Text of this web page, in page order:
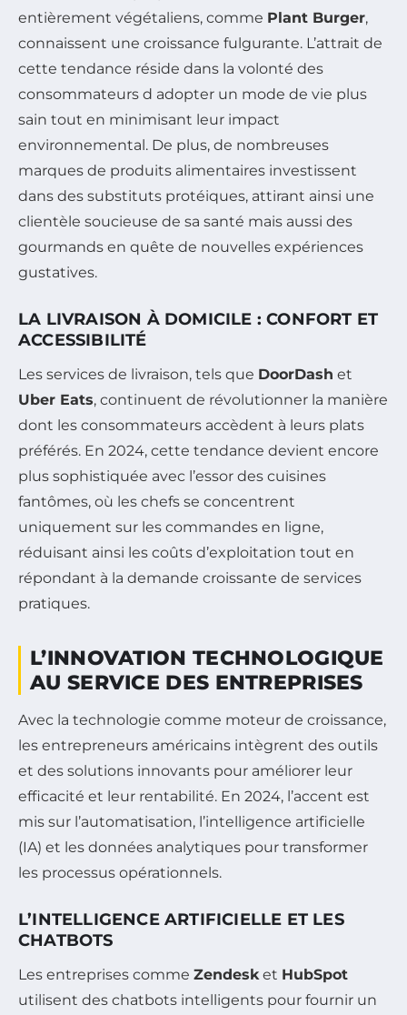
entièrement végétaliens, comme Plant Burger,
connaissent une croissance fulgurante. L’attrait de
cette tendance réside dans la volonté des
consommateurs d adopter un mode de vie plus
sain tout en minimisant leur impact
environnemental. De plus, de nombreuses
marques de produits alimentaires investissent
dans des substituts protéiques, attirant ainsi une
clientèle soucieuse de sa santé mais aussi des
gourmands en quête de nouvelles expériences
gustatives.
LA LIVRAISON À DOMICILE : CONFORT ET
ACCESSIBILITÉ
Les services de livraison, tels que DoorDash et
Uber Eats, continuent de révolutionner la manière
dont les consommateurs accèdent à leurs plats
préférés. En 2024, cette tendance devient encore
plus sophistiquée avec l’essor des cuisines
fantômes, où les chefs se concentrent
uniquement sur les commandes en ligne,
réduisant ainsi les coûts d’exploitation tout en
répondant à la demande croissante de services
pratiques.
L’INNOVATION TECHNOLOGIQUE
AU SERVICE DES ENTREPRISES
Avec la technologie comme moteur de croissance,
les entrepreneurs américains intègrent des outils
et des solutions innovants pour améliorer leur
efficacité et leur rentabilité. En 2024, l’accent est
mis sur l’automatisation, l’intelligence artificielle
(IA) et les données analytiques pour transformer
les processus opérationnels.
L’INTELLIGENCE ARTIFICIELLE ET LES
CHATBOTS
Les entreprises comme Zendesket HubSpot
utilisent des chatbots intelligents pour fournir un